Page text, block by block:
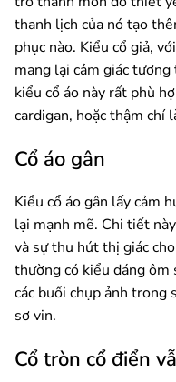
thanh lịch của nó tạo
phục nào. Kiểu cổ giả,
mang lại cảm giác
kiểu cổ áo này rất phù
cardigan, hoặc thậm chí
Cổ áo gân
Kiểu cổ áo gân lấy cảm
lại mạnh mẽ. Chi tiết
và sự thu hút thị giác
thường có kiểu dáng
các buổi chụp ảnh trong
sơ vin.
Cổ tròn cổ điển